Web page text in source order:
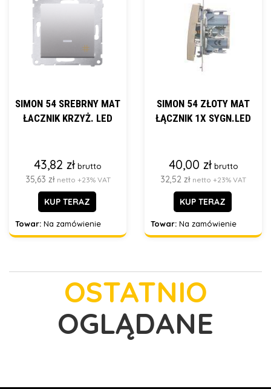
SIMON 54 SREBRNY MAT
ŁACZNIK KRZYŻ. LED
43,82 zł brutto
35,63 zł netto +23% VAT
KUP TERAZ
Towar: Na zamówienie
SIMON 54 ZŁOTY MAT
ŁĄCZNIK 1X SYGN.LED
40,00 zł brutto
32,52 zł netto +23% VAT
KUP TERAZ
Towar: Na zamówienie
OSTATNIO
OGLĄDANE